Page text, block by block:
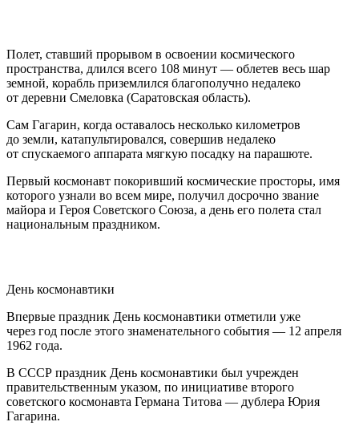
Полет, ставший прорывом в освоении космического
пространства, длился всего 108 минут — облетев весь шар
земной, корабль приземлился благополучно недалеко
от деревни Смеловка (Саратовская область).
Сам Гагарин, когда оставалось несколько километров
до земли, катапультировался, совершив недалеко
от спускаемого аппарата мягкую посадку на парашюте.
Первый космонавт покоривший космические просторы, имя
которого узнали во всем мире, получил досрочно звание
майора и Героя Советского Союза, а день его полета стал
национальным праздником.
День космонавтики
Впервые праздник День космонавтики отметили уже
через год после этого знаменательного события — 12 апреля
1962 года.
В СССР праздник День космонавтики был учрежден
правительственным указом, по инициативе второго
советского космонавта Германа Титова — дублера Юрия
Гагарина.